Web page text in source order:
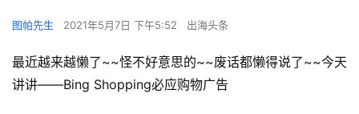
图帕先生 2021年5月7日 下午5:52 出海头条
最近越来越懒了~~怪不好意思的~~废话都懒得说了~~今天
讲讲——Bing Shopping必应购物广告